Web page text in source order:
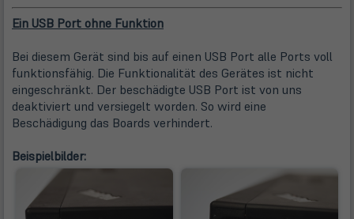
Ein USB Port ohne Funktion
Bei diesem Gerät sind bis auf einen USB Port alle Ports voll
funktionsfähig. Die Funktionalität des Gerätes ist nicht
eingeschränkt. Der beschädigte USB Port ist von uns
deaktiviert und versiegelt worden. So wird eine
Beschädigung das Boards verhindert.
Beispielbilder: